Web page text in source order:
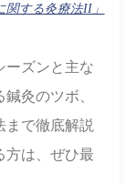
関する灸療法II」
ーズンと主な
灸のツボ、
まで徹底解説
方は、ぜひ最